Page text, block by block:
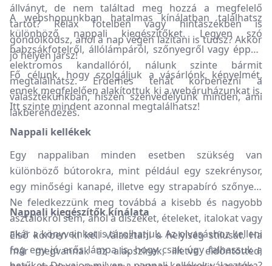
állványt, de nem találtad meg hozzá a megfelelő
tartót? Relax fotelben vagy hintaszékben is
gondolkodsz, ahol a nap végén lazítani is tudsz? Akkor
jó helyen jársz!
A webshopunkban hatalmas kínálatban találhatsz
különböző nappali kiegészítőket. Legyen szó
babzsákfotelről, állólámpáról, szőnyegről vagy éppen
elektromos kandallóról, nálunk szinte bármit
megtalálhatsz. Érdemes tehát körbenézni a
választékunkban, hiszen szenvedélyünk minden, ami
lakberendezés.
Fő célunk, hogy szolgáljuk a vásárlónk kényelmét,
ennek megfelelően alakítottuk ki a webáruházunkat is.
Itt szinte mindent azonnal megtalálhatsz!
Nappali kellékek
Egy nappaliban minden esetben szükség van
különböző bútorokra, mint például egy szekrénysor,
egy minőségi kanapé, illetve egy strapabíró szőnyeg.
Ne feledkezzünk meg továbbá a kisebb és nagyobb
asztalokról sem, ahol a díszeket, ételeket, italokat vagy
akár a könyveinket is tárolhatjuk. Az olvasáshoz kelleni
fog egy jó erős lámpa is, hogy csak úgy falhassuk a
Nappali kiegészítők kínálata
Első körben ki kell választani a helyiség stílusát. Ha
már megvannak az alapszínek, illetve eldöntötted,